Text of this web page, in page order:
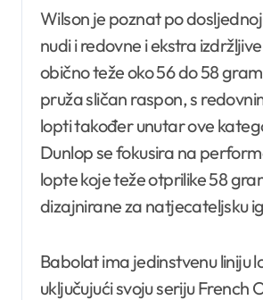
Wilson je poznat po
nudi i redovne i ekstra
obično teže oko 56 do 58
pruža sličan raspon, s
lopti također unutar ove
Dunlop se fokusira na
lopte koje teže otprilike 58
dizajnirane za natjecateljsku
Babolat ima jedinstvenu liniju
uključujući svoju seriju French